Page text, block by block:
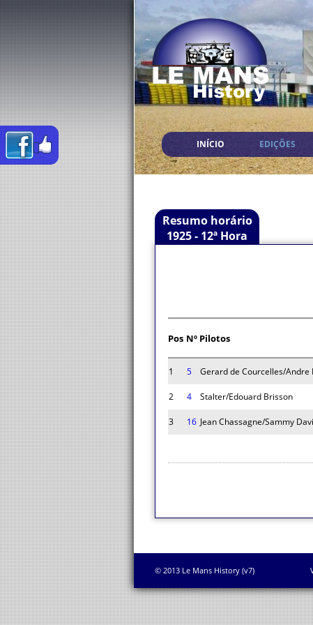
INÍCIO EDIÇÕES
Resumo horário
1925 - 12ª Hora
Pos Nº Pilotos
1 5 Gerard de Courcelles/Andre
2
4 Stalter/Edouard Brisson
3
16 Jean Chassagne/Sammy
© 2013 Le Mans History (v7)